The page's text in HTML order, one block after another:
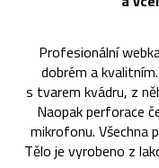
Profesionální
dobrém a
s tvarem kvádru, z
Naopak perforace
mikrofonu. Všechna
Tělo je vyrobeno z